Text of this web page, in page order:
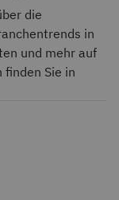
die
in
und mehr auf
Sie in